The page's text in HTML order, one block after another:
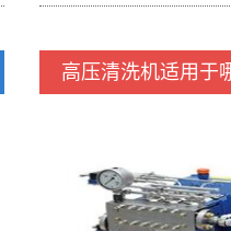
求事前了解清洗设备的规格
疏通喷头的价格有多种分
头的性价比。一般大品牌
而言，挑选疏通喷头这种
往疏忽这个小部件功能的
部结构包含外径和长度。
细，外径太粗则影响污垢
高压清洗机适用于